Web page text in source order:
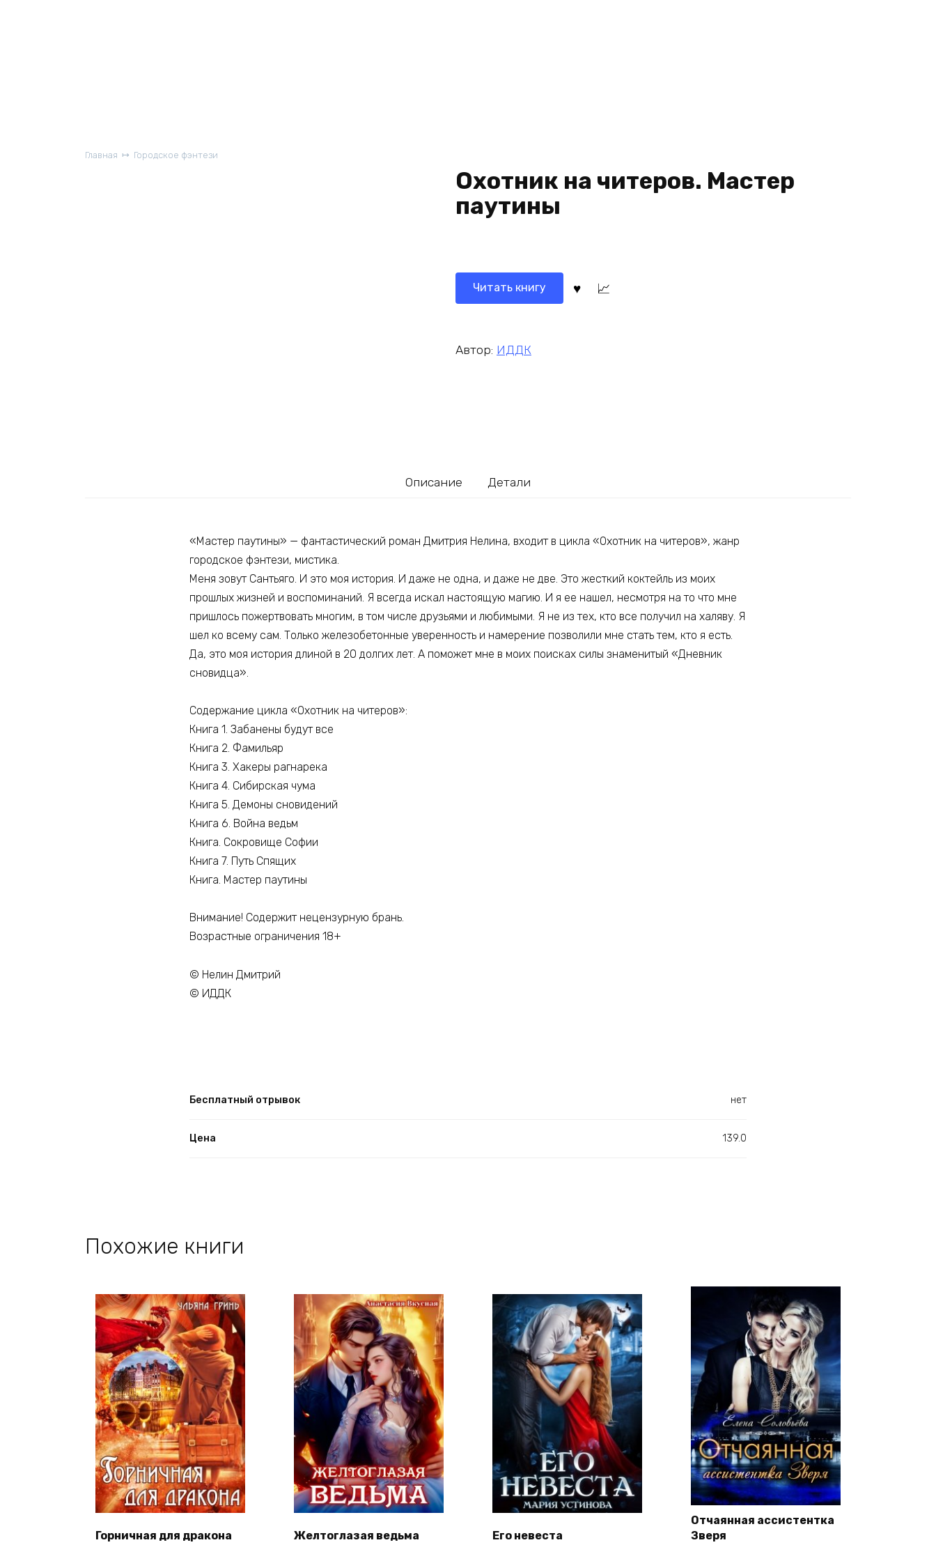
Главная Городское фэнтези
Охотник на читеров. Мастер
паутины
Читать книгу
Автор: ИДДК
Описание Детали
«Мастер паутины» — фантастический роман Дмитрия Нелина, входит в цикла «Охотник на читеров», жанр
городское фэнтези, мистика.
Меня зовут Сантьяго. И это моя история. И даже не одна, и даже не две. Это жесткий коктейль из моих
прошлых жизней и воспоминаний. Я всегда искал настоящую магию. И я ее нашел, несмотря на то что мне
пришлось пожертвовать многим, в том числе друзьями и любимыми. Я не из тех, кто все получил на халяву. Я
шел ко всему сам. Только железобетонные уверенность и намерение позволили мне стать тем, кто я есть.
Да, это моя история длиной в 20 долгих лет. А поможет мне в моих поисках силы знаменитый «Дневник
сновидца».
Содержание цикла «Охотник на читеров»:
Книга 1. Забанены будут все
Книга 2. Фамильяр
Книга 3. Хакеры рагнарека
Книга 4. Сибирская чума
Книга 5. Демоны сновидений
Книга 6. Война ведьм
Книга. Сокровище Софии
Книга 7. Путь Спящих
Книга. Мастер паутины
Внимание! Содержит нецензурную брань.
Возрастные ограничения 18+
© Нелин Дмитрий
© ИДДК
Бесплатный отрывок нет
Цена 139.0
Похожие книги
Горничная для дракона Желтоглазая ведьма Его невеста
Отчаянная ассистентка
Зверя